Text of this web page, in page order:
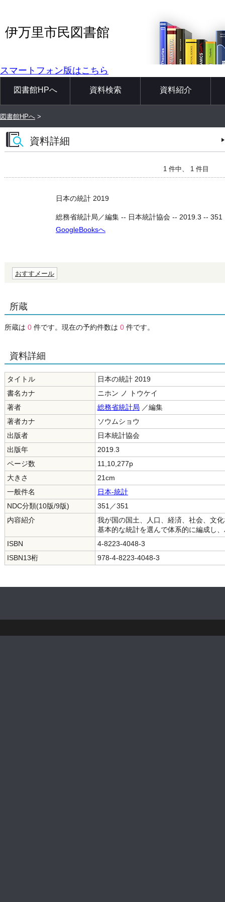
伊万里市民図書館
スマートフォン版はこちら
図書館HPへ 資料検索 資料紹介
図書館HPへ >
資料詳細
1 件中、 1 件目
日本の統計 2019
総務省統計局／編集 -- 日本統計協会 -- 2019.3 -- 351
GoogleBooksへ
おすすメール
所蔵
所蔵は 0 件です。現在の予約件数は 0 件です。
資料詳細
タイトル
日本の統計 2019
書名カナ
ニホン ノ トウケイ
著者
総務省統計局 ／編集
著者カナ
ソウムショウ
出版者
日本統計協会
出版年
2019.3
ページ数
11,10,277p
大きさ
21cm
一般件名
日本-統計
NDC分類(10版/9版)
351／351
内容紹介
我が国の国土、人口、経済、社会、文
基本的な統計を選んで体系的に編成し
ISBN
4-8223-4048-3
ISBN13桁
978-4-8223-4048-3